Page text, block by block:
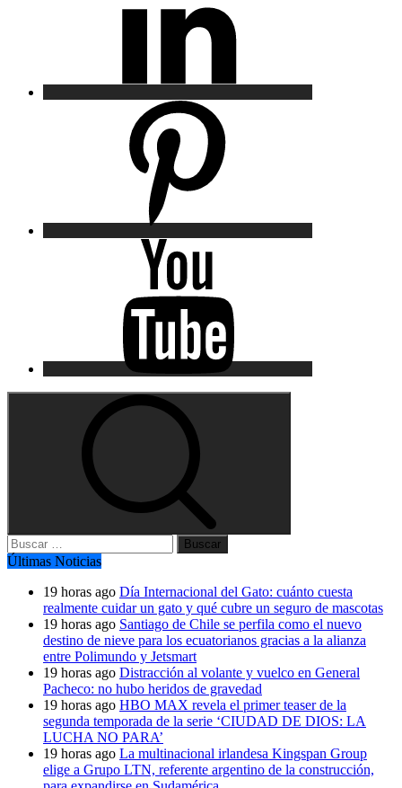
Buscar:
Últimas Noticias
19 horas ago Día Internacional del Gato: cuánto cuesta
realmente cuidar un gato y qué cubre un seguro de mascotas
19 horas ago Santiago de Chile se perfila como el nuevo
destino de nieve para los ecuatorianos gracias a la alianza
entre Polimundo y Jetsmart
19 horas ago Distracción al volante y vuelco en General
Pacheco: no hubo heridos de gravedad
19 horas ago HBO MAX revela el primer teaser de la
segunda temporada de la serie ‘CIUDAD DE DIOS: LA
LUCHA NO PARA’
19 horas ago La multinacional irlandesa Kingspan Group
elige a Grupo LTN, referente argentino de la construcción,